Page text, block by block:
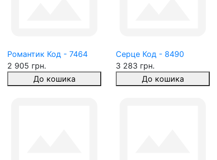
Романтик Код - 7464
2 905 грн.
До кошика
Серце Код - 8490
3 283 грн.
До кошика